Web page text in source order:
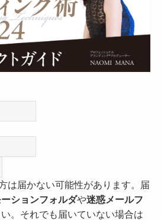
は届かない可能性があります。届
ションフォルダや迷惑メールフ
。それでも届いていない場合は